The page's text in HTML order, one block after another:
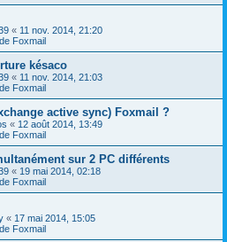
« 11 nov. 2014, 21:20
Foxmail
késaco
« 11 nov. 2014, 21:03
Foxmail
active sync) Foxmail ?
« 12 août 2014, 13:49
Foxmail
sur 2 PC différents
« 19 mai 2014, 02:18
Foxmail
« 17 mai 2014, 15:05
Foxmail